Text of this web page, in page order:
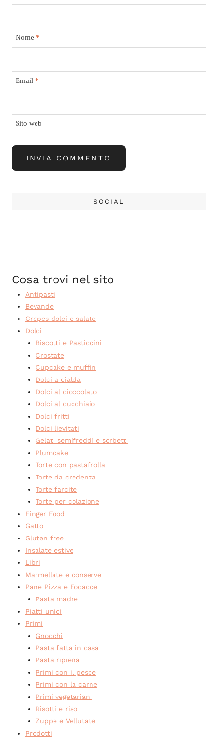
Nome *
Email *
Sito web
SOCIAL
Cosa trovi nel sito
Antipasti
Bevande
Crepes dolci e salate
Dolci
Biscotti e Pasticcini
Crostate
Cupcake e muffin
Dolci a cialda
Dolci al cioccolato
Dolci al cucchiaio
Dolci fritti
Dolci lievitati
Gelati semifreddi e sorbetti
Plumcake
Torte con pastafrolla
Torte da credenza
Torte farcite
Torte per colazione
Finger Food
Gatto
Gluten free
Insalate estive
Libri
Marmellate e conserve
Pane Pizza e Focacce
Pasta madre
Piatti unici
Primi
Gnocchi
Pasta fatta in casa
Pasta ripiena
Primi con il pesce
Primi con la carne
Primi vegetariani
Risotti e riso
Zuppe e Vellutate
Prodotti